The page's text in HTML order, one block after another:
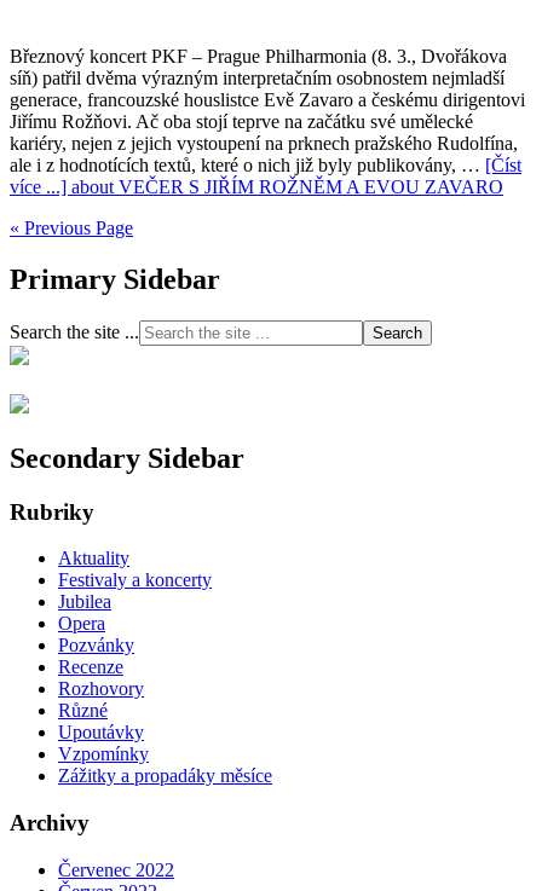
Březnový koncert PKF – Prague Philharmonia (8. 3., Dvořákova
síň) patřil dvěma výrazným interpretačním osobnostem nejmladší
generace, francouzské houslistce Evě Zavaro a českému dirigentovi
Jiřímu Rožňovi. Ač oba stojí teprve na začátku své umělecké
kariéry, nejen z jejich vystoupení na prknech pražského Rudolfína,
ale i z hodnotících textů, které o nich již byly publikovány, … [Číst
více ...] about VEČER S JIŘÍM ROŽNĚM A EVOU ZAVARO
« Previous Page
Primary Sidebar
Search the site ...
Secondary Sidebar
Rubriky
Aktuality
Festivaly a koncerty
Jubilea
Opera
Pozvánky
Recenze
Rozhovory
Různé
Upoutávky
Vzpomínky
Zážitky a propadáky měsíce
Archivy
Červenec 2022